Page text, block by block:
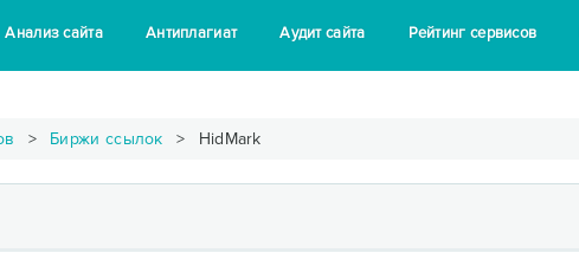
Анализ сайта Антиплагиат Аудит сайта Рейтинг сервисов
Биржи ссылок HidMark